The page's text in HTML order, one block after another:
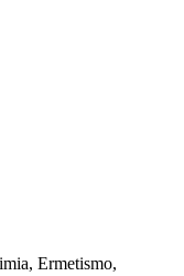
Ermetismo,